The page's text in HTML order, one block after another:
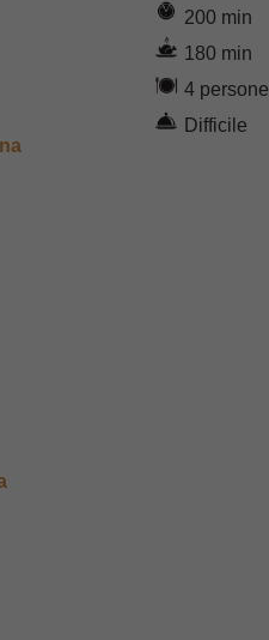
200 min
180 min
4 persone
Difficile